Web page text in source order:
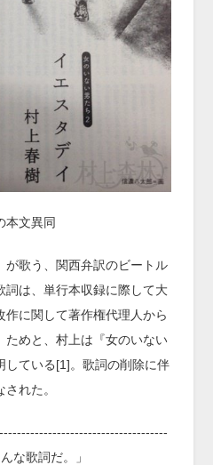
本文異同
が歌う、関西弁訳のビートル
詞は、単行本収録に際して大
に関して著作権代理人から
ためと、村上は『女のいない
している[1]。歌詞の削除に伴
れた。
な歌詞だ。」